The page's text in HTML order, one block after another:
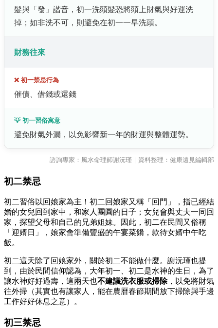
髮與「發」諧音，初一洗頭髮恐將頭上財氣與好運洗
掉；如非洗不可，則避免在初一一早洗頭。
財務往來
❌ 初一禁忌行為
催債、借錢或還錢
💡 初一習俗寓意
避免財氣外漏，以免影響新一年的財運與整體運勢。
諮詢專家：風水命理師謝沅瑾｜資料整理：健康遠見編輯部
初二禁忌
初二習俗以回娘家為主！初二回娘家又稱「回門」，指已經結
婚的女兒回到家中，和家人團圓的日子；女兒會與丈夫一同回
家，探望父母和自己的兄弟姐妹。因此，初二在民間又俗稱
「迎婿日」，娘家會準備豐盛的午宴菜餚，款待女婿中午吃
飯。
初二這天除了回娘家外，關於初二不能做什麼。謝沅瑾也提
到，由於民間信仰認為，大年初一、初二是水神的生日，為了
讓水神好好過壽，這兩天也不建議洗衣服或掃除，以免將財氣
往外掃（其實也有讓家人，能在農曆春節期間放下掃除與手邊
工作好好休息之意）。
初三禁忌